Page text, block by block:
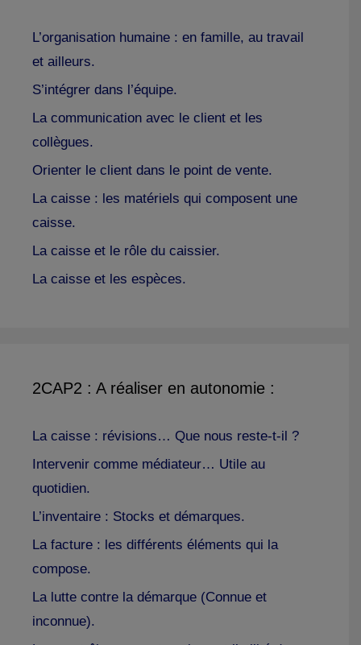
L’organisation humaine : en famille, au travail
et ailleurs.
S’intégrer dans l’équipe.
La communication avec le client et les
collègues.
Orienter le client dans le point de vente.
La caisse : les matériels qui composent une
caisse.
La caisse et le rôle du caissier.
La caisse et les espèces.
2CAP2 : A réaliser en autonomie :
La caisse : révisions… Que nous reste-t-il ?
Intervenir comme médiateur… Utile au
quotidien.
L’inventaire : Stocks et démarques.
La facture : les différents éléments qui la
compose.
La lutte contre la démarque (Connue et
inconnue).